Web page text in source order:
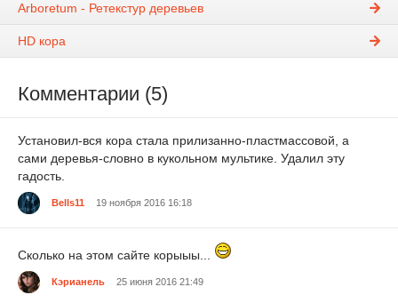
Arboretum - Ретекстур деревьев
HD кора
Комментарии (5)
Установил-вся кора стала прилизанно-пластмассовой, а
сами деревья-словно в кукольном мультике. Удалил эту
гадость.
Bells11 19 ноября 2016 16:18
Сколько на этом сайте корыыы...
Кэрианель 25 июня 2016 21:49